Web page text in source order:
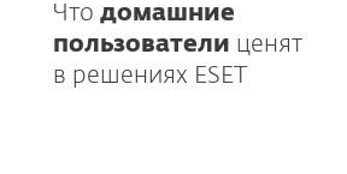
Чтодомашние
пользователи ценят
в решениях ESET